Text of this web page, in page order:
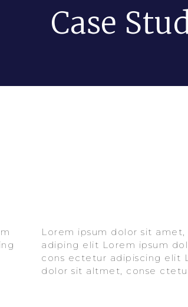
Case
Lorem ipsum dolor sit
adiping elit Lorem ipsum
cons ectetur adipiscing elit
dolor sit altmet, conse
elit aloma lomiur off silder
ipsum dolor sitlor amet,
elit Lorem ipsum